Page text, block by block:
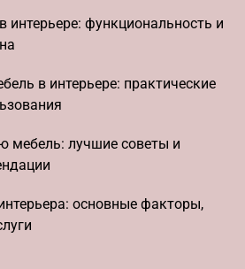
интерьере: функциональность и
в интерьере: практические
мебель: лучшие советы и
основные факторы,